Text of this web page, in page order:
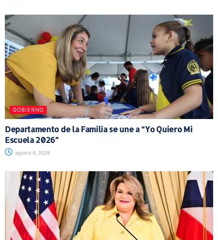
GOBIERNO
Departamento de la Familia se une a “Yo Quiero Mi
Escuela 2026”
agosto 6, 2026